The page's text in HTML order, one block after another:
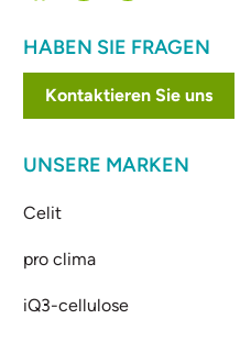
HABEN SIE FRAGEN
Kontaktieren Sie uns
UNSERE MARKEN
Celit
pro clima
iQ3-cellulose